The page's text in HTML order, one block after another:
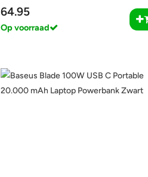
64.95
Op voorraad